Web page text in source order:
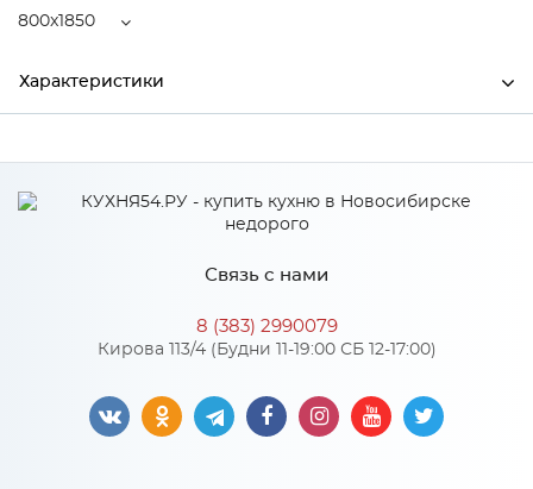
800x1850
Характеристики
Высота 220
Особенности
Связь с нами
8 (383) 2990079
Кирова 113/4 (Будни 11-19:00 СБ 12-17:00)